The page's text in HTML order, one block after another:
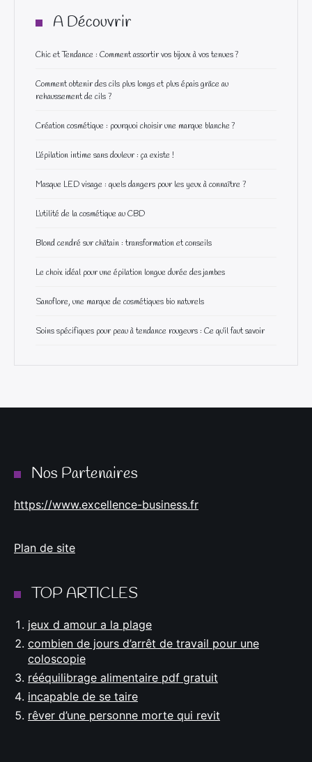
A Découvrir
Chic et Tendance : Comment assortir vos bijoux à vos tenues ?
Comment obtenir des cils plus longs et plus épais grâce au
rehaussement de cils ?
Création cosmétique : pourquoi choisir une marque blanche ?
L’épilation intime sans douleur : ça existe !
Masque LED visage : quels dangers pour les yeux à connaître ?
L’utilité de la cosmétique au CBD
Blond cendré sur châtain : transformation et conseils
Le choix idéal pour une épilation longue durée des jambes
Sanoflore, une marque de cosmétiques bio naturels
Soins spécifiques pour peau à tendance rougeurs : Ce qu’il faut savoir
Nos Partenaires
https://www.excellence-business.fr
Plan de site
TOP ARTICLES
jeux d amour a la plage
combien de jours d’arrêt de travail pour une
coloscopie
rééquilibrage alimentaire pdf gratuit
incapable de se taire
rêver d’une personne morte qui revit